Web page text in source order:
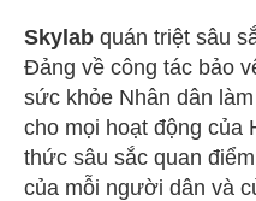
Skylab quán triệt sâu
Đảng về công tác bảo
sức khỏe Nhân dân
cho mọi hoạt động của
thức sâu sắc quan
của mỗi người dân và